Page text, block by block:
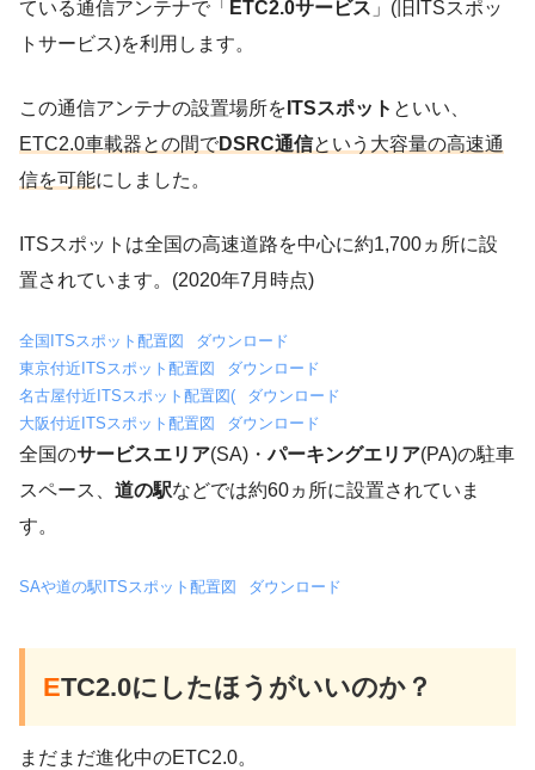
ている通信アンテナで「 ETC2.0サービス 」(旧ITSスポッ
トサービス)を利用します。
この通信アンテナの設置場所を ITSスポット といい、
ETC2.0車載器との間でDSRC通信という大容量の高速通
信を可能にしました。
ITSスポットは全国の高速道路を中心に約1,700ヵ所に設
置されています。(2020年7月時点)
全国ITSスポット配置図
ダウンロード
東京付近ITSスポット配置図
ダウンロード
名古屋付近ITSスポット配置図(
ダウンロード
大阪付近ITSスポット配置図
ダウンロード
全国のサービスエリア(SA)・パーキングエリア(PA)の駐車
スペース、 道の駅などでは約60ヵ所に設置されていま
す。
SAや道の駅ITSスポット配置図 ダウンロード
ETC2.0にしたほうがいいのか？
まだまだ進化中のETC2.0。